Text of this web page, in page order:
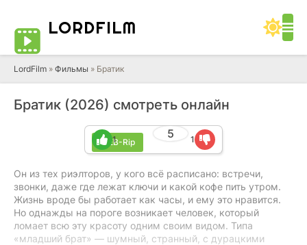
LORDFILM
LordFilm » Фильмы » Братик
Братик (2026) смотреть онлайн
WEB-Rip
5
1 1
Он из тех риэлторов, у кого всё расписано: встречи,
звонки, даже где лежат ключи и какой кофе пить утром.
Жизнь вроде бы работает как часы, и ему это нравится.
Но однажды на пороге возникает человек, который
ломает всю эту красоту одним своим видом. Типа
«младший брат» — шумный, странный, с дурацкими